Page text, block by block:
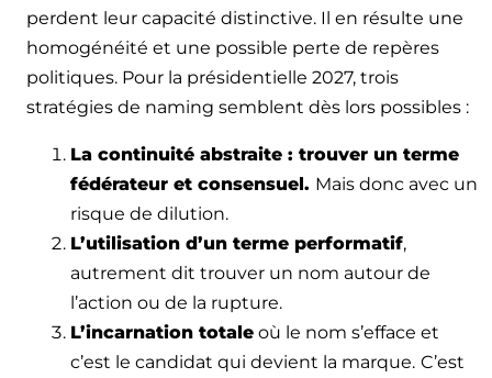
perdent leur capacité distinctive. Il en résulte une
homogénéité et une possible perte de repères
politiques. Pour la présidentielle 2027, trois
stratégies de naming semblent dès lors possibles :
La continuité abstraite : trouver un terme
fédérateur et consensuel. Mais donc avec un
risque de dilution.
L’utilisation d’un terme performatif,
autrement dit trouver un nom autour de
l’action ou de la rupture.
L’incarnation totale où le nom s’efface et
c’est le candidat qui devient la marque. C’est